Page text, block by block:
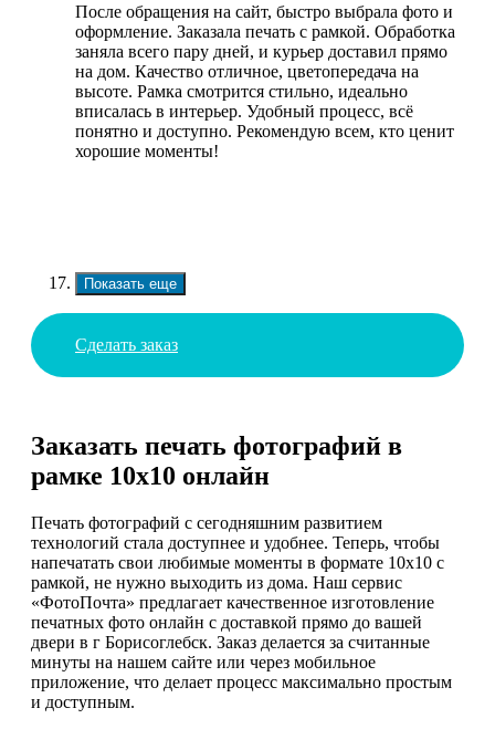
После обращения на сайт, быстро выбрала фото и
оформление. Заказала печать с рамкой. Обработка
заняла всего пару дней, и курьер доставил прямо
на дом. Качество отличное, цветопередача на
высоте. Рамка смотрится стильно, идеально
вписалась в интерьер. Удобный процесс, всё
понятно и доступно. Рекомендую всем, кто ценит
хорошие моменты!
Показать еще
Сделать заказ
Заказать печать фотографий в
рамке 10х10 онлайн
Печать фотографий с сегодняшним развитием
технологий стала доступнее и удобнее. Теперь, чтобы
напечатать свои любимые моменты в формате 10х10 с
рамкой, не нужно выходить из дома. Наш сервис
«ФотоПочта» предлагает качественное изготовление
печатных фото онлайн с доставкой прямо до вашей
двери в г Борисоглебск. Заказ делается за считанные
минуты на нашем сайте или через мобильное
приложение, что делает процесс максимально простым
и доступным.